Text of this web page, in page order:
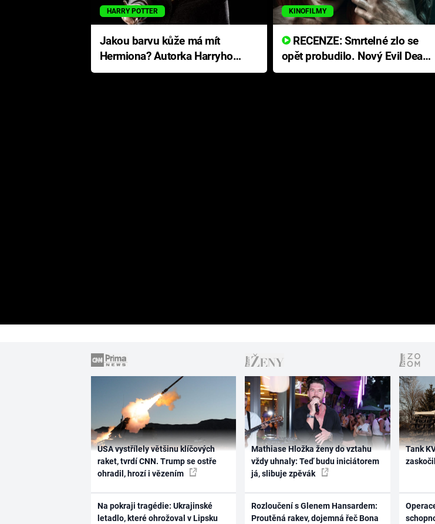
HARRY POTTER
Jakou barvu kůže má mít
Hermiona? Autorka Harryho
Pottera přišla s ráznou
KINOFILMY
RECENZE: Smrtelné zlo se
opět probudilo. Nový Evil Dead
přichází s neodolatelnou
USA vystřílely většinu klíčových
raket, tvrdí CNN. Trump se ostře
ohradil, hrozí i vězením
Na pokraji tragédie: Ukrajinské
letadlo, které ohrožoval v Lipsku
Mathiase Hložka ženy do vztahu
vždy uhnaly: Teď budu iniciátorem
já, slibuje zpěvák
Rozloučení s Glenem Hansardem:
Proutěná rakev, dojemná řeč Bona
Tank
zaskočil